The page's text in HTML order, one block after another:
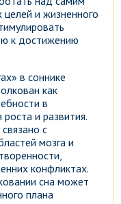
и жизненного
к достижению
в соннике
как
в
и развития.
с
мозга и
конфликтах.
сна может
плана